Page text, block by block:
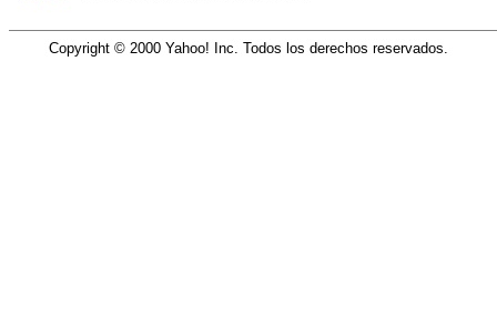
Copyright © 2000 Yahoo! Inc. Todos los derechos reservados.